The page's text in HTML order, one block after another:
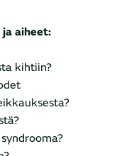
aiheet:
kihtiin?